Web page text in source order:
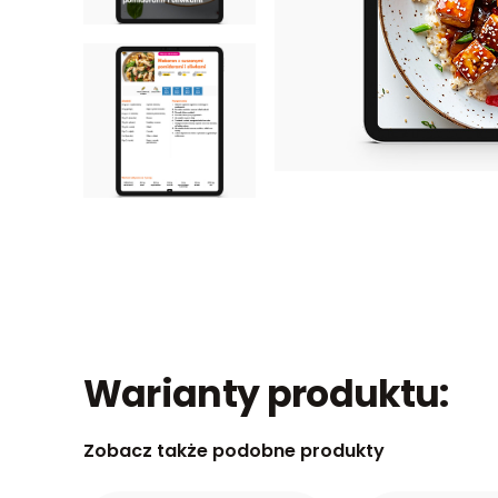
Warianty produktu:
Zobacz także podobne produkty